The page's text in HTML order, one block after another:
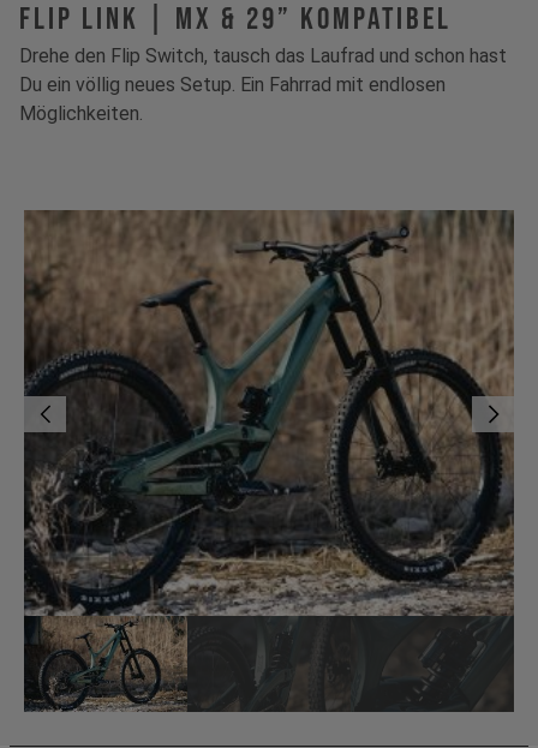
FLIP LINK | MX & 29” kompatibel
Drehe den Flip Switch, tausch das Laufrad und schon hast
Du ein völlig neues Setup. Ein Fahrrad mit endlosen
Möglichkeiten.